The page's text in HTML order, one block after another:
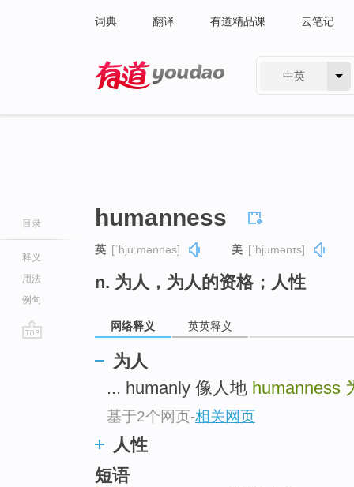
词典 翻译 有道精品课 云笔记
中英
目录
释义
用法
例句
humanness
英 [ˈhjuːmənnəs] 美 [ˈhjumənɪs]
n. 为人，为人的资格；人性
网络释义 英英释义
为人
... humanly 像人地 humanness
基于2个网页-相关网页
人性
短语